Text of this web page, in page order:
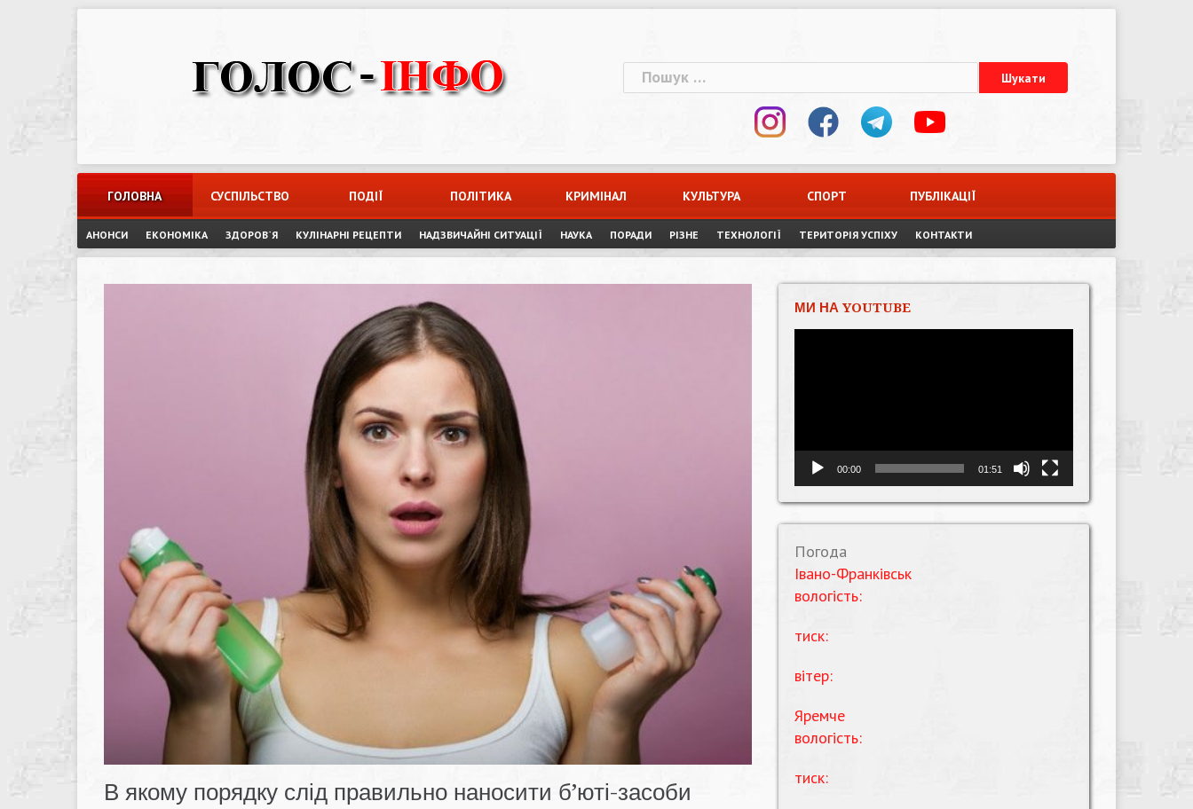
Пошук:
ГОЛОВНА СУСПІЛЬСТВО ПОДІЇ ПОЛІТИКА КРИМІНАЛ КУЛЬТУРА СПОРТ ПУБЛІКАЦІЇ
АНОНСИ ЕКОНОМІКА ЗДОРОВ`Я КУЛІНАРНІ РЕЦЕПТИ НАДЗВИЧАЙНІ СИТУАЦІЇ НАУКА ПОРАДИ РІЗНЕ ТЕХНОЛОГІЇ ТЕРИТОРІЯ УСПІХУ КОНТАКТИ
В якому порядку слід правильно наносити б’юті-засоби
МИ НА YOUTUBE
00:00 01:51
Погода
Івано-Франківськ
вологість:
тиск:
вітер:
Яремче
вологість:
тиск: